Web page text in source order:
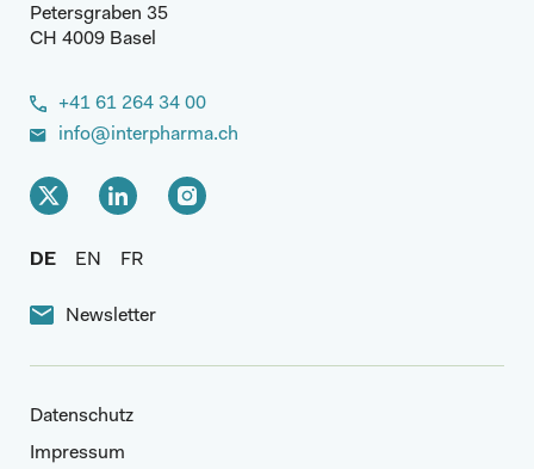
Petersgraben 35
CH 4009 Basel
+41 61 264 34 00
info@interpharma.ch
DE EN FR
Newsletter
Datenschutz
Impressum